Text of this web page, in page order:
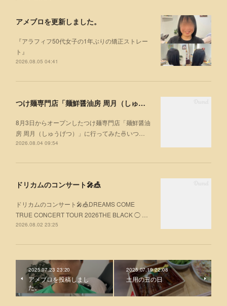
アメブロを更新しました。
『アラフィフ50代女子の1年ぶりの矯正ストレー
ト』
2026.08.05 04:41
つけ麺専門店「麺鮮醤油房 周月（しゅうげつ）」⁡ に行ってみた🍜
8月3日からオープンしたつけ麺専門店「麺鮮醤油
房 周月（しゅうげつ）」⁡に行ってみた🍜いつ…
2026.08.04 09:54
ドリカムのコンサート🎤🎪
ドリカムのコンサート🎤🎪DREAMS COME
TRUE CONCERT TOUR 2026THE BLACK ◯ …
2026.08.02 23:25
2025.07.23 23:20
アメブロを投稿しまし
た。
2025.07.19 22:08
土用の丑の日